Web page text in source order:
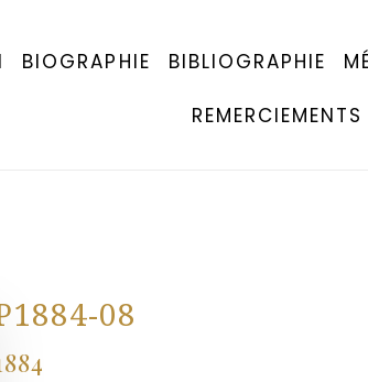
BIOGRAPHIE BIBLIOGRAPHIE
REMERCIEMENTS
08